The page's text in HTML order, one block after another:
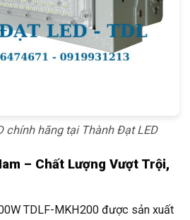
chính hãng tại Thành Đạt LED
– Chất Lượng Vượt Trội,
TDLF-MKH200 được sản xuất